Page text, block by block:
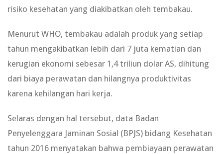
risiko kesehatan yang diakibatkan oleh tembakau.
Menurut WHO, tembakau adalah produk yang setiap
tahun mengakibatkan lebih dari 7 juta kematian dan
kerugian ekonomi sebesar 1,4 triliun dolar AS, dihitung
dari biaya perawatan dan hilangnya produktivitas
karena kehilangan hari kerja.
Selaras dengan hal tersebut, data Badan
Penyelenggara Jaminan Sosial (BPJS) bidang Kesehatan
tahun 2016 menyatakan bahwa pembiayaan perawatan